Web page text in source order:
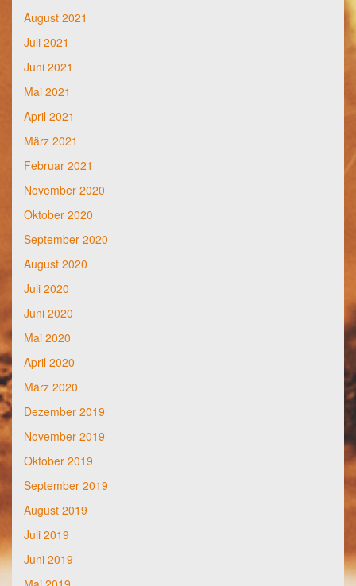
August 2021
Juli 2021
Juni 2021
Mai 2021
April 2021
März 2021
Februar 2021
November 2020
Oktober 2020
September 2020
August 2020
Juli 2020
Juni 2020
Mai 2020
April 2020
März 2020
Dezember 2019
November 2019
Oktober 2019
September 2019
August 2019
Juli 2019
Juni 2019